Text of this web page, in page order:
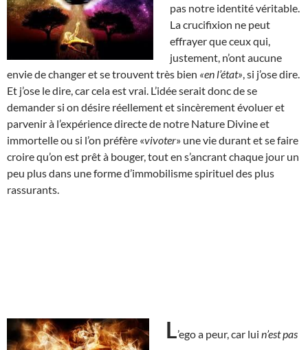
pas notre identité véritable.
La crucifixion ne peut
effrayer que ceux qui,
justement, n’ont aucune
envie de changer et se trouvent très bien «en l’état» , si j’ose dire.
Et j’ose le dire, car cela est vrai. L’idée serait donc de se
demander si on désire réellement et sincèrement évoluer et
parvenir à l’expérience directe de notre Nature Divine et
immortelle ou si l’on préfère «vivoter» une vie durant et se faire
croire qu’on est prêt à bouger, tout en s’ancrant chaque jour un
peu plus dans une forme d’immobilisme spirituel des plus
rassurants.
L’ego a peur, car lui n’est pas